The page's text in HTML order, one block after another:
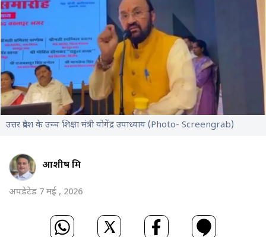
उत्तर प्रदेश के उच्च शिक्षा मंत्री योगेंद्र उपाध्याय (Photo- Screengrab)
आशीष मिश्र
अपडेटेड 7 मई , 2026